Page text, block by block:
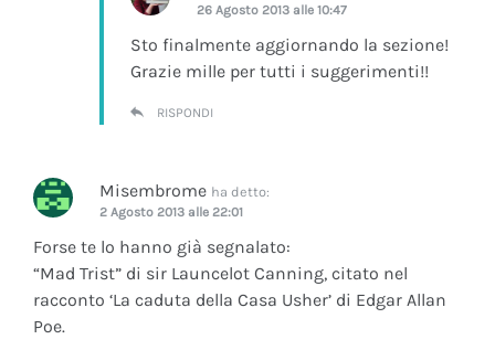
26 Agosto 2013 alle 10:47
Sto finalmente aggiornando la sezione!
Grazie mille per tutti i suggerimenti!!
RISPONDI
Misembrome ha detto:
2 Agosto 2013 alle 22:01
Forse te lo hanno già segnalato:
“Mad Trist” di sir Launcelot Canning, citato nel
racconto ‘La caduta della Casa Usher’ di Edgar Allan
Poe.